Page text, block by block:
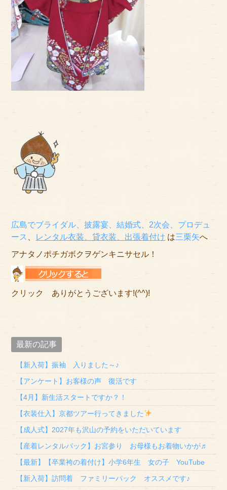
広島でブライダル、披露宴、結婚式、2次会、プロデュ
ース
レンタル衣装、貸衣装 、出張着付け は三栗矢へ
アナタノポチガボクヲゲンキニサセル！
クリック ありがとうございます!(^^)!
最新の記事
【新入荷】振袖 入りました～♪
【アンケート】お客様の声 復活です
【4月】新生活スタートですか？！
【衣装仕入】京都ツアー行ってきました
【成人式】2027年も沢山の予約をいただいています
【産着レンタルパック】お宮参り お母様もお着物いかが♬
【最新】【卒業袴の着付け】小学6年生 女の子 YouTube
【新入荷】訪問着 ファミリーパック オススメです♪